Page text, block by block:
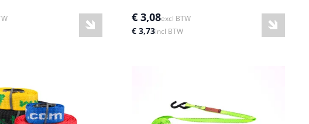
€ 3,08excl BTW
€ 3,73incl BTW